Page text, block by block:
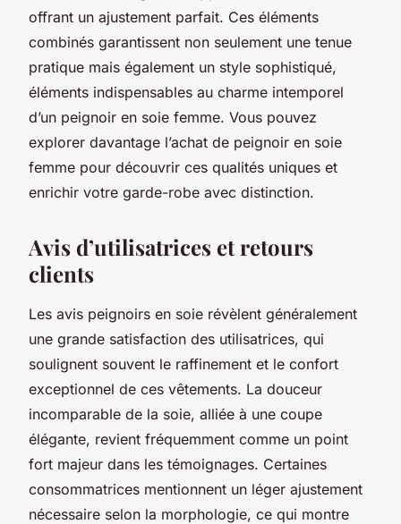
offrant un ajustement parfait. Ces éléments
combinés garantissent non seulement une tenue
pratique mais également un style sophistiqué,
éléments indispensables au charme intemporel
d’un peignoir en soie femme. Vous pouvez
explorer davantage l’achat de peignoir en soie
femme pour découvrir ces qualités uniques et
enrichir votre garde-robe avec distinction.
Avis d’utilisatrices et retours
clients
Les avis peignoirs en soie révèlent généralement
une grande satisfaction des utilisatrices, qui
soulignent souvent le raffinement et le confort
exceptionnel de ces vêtements. La douceur
incomparable de la soie, alliée à une coupe
élégante, revient fréquemment comme un point
fort majeur dans les témoignages. Certaines
consommatrices mentionnent un léger ajustement
nécessaire selon la morphologie, ce qui montre